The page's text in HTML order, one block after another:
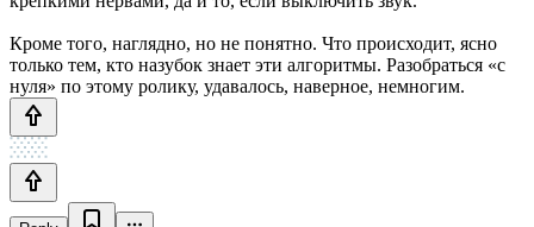
Кроме того, наглядно, но не понятно. Что происходит, ясно
только тем, кто назубок знает эти алгоритмы. Разобраться «с
нуля» по этому ролику, удавалось, наверное, немногим.